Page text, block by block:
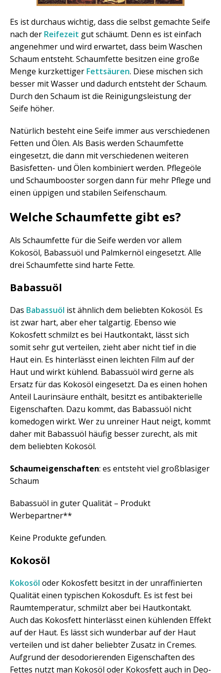
Es ist durchaus wichtig, dass die selbst gemachte Seife
nach der Reifezeit gut schäumt. Denn es ist einfach
angenehmer und wird erwartet, dass beim Waschen
Schaum entsteht. Schaumfette besitzen eine große
Menge kurzkettiger Fettsäuren. Diese mischen sich
besser mit Wasser und dadurch entsteht der Schaum.
Durch den Schaum ist die Reinigungsleistung der
Seife höher.
Natürlich besteht eine Seife immer aus verschiedenen
Fetten und Ölen. Als Basis werden Schaumfette
eingesetzt, die dann mit verschiedenen weiteren
Basisfetten- und Ölen kombiniert werden. Pflegeöle
und Schaumbooster sorgen dann für mehr Pflege und
einen üppigen und stabilen Seifenschaum.
Welche Schaumfette gibt es?
Als Schaumfette für die Seife werden vor allem
Kokosöl, Babassuöl und Palmkernöl eingesetzt. Alle
drei Schaumfette sind harte Fette.
Babassuöl
Das Babassuöl ist ähnlich dem beliebten Kokosöl. Es
ist zwar hart, aber eher talgartig. Ebenso wie
Kokosfett schmilzt es bei Hautkontakt, lässt sich
somit sehr gut verteilen, zieht aber nicht tief in die
Haut ein. Es hinterlässt einen leichten Film auf der
Haut und wirkt kühlend. Babassuöl wird gerne als
Ersatz für das Kokosöl eingesetzt. Da es einen hohen
Anteil Laurinsäure enthält, besitzt es antibakterielle
Eigenschaften. Dazu kommt, das Babassuöl nicht
komedogen wirkt. Wer zu unreiner Haut neigt, kommt
daher mit Babassuöl häufig besser zurecht, als mit
dem beliebten Kokosöl.
Schaumeigenschaften: es entsteht viel großblasiger
Schaum
Babassuöl in guter Qualität – Produkt
Werbepartner**
Keine Produkte gefunden.
Kokosöl
Kokosöl oder Kokosfett besitzt in der unraffinierten
Qualität einen typischen Kokosduft. Es ist fest bei
Raumtemperatur, schmilzt aber bei Hautkontakt.
Auch das Kokosfett hinterlässt einen kühlenden Effekt
auf der Haut. Es lässt sich wunderbar auf der Haut
verteilen und ist daher beliebter Zusatz in Cremes.
Aufgrund der desodorierenden Eigenschaften des
Fettes nutzt man Kokosöl oder Kokosfett auch in Deo-